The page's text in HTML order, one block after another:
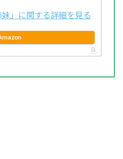
」に関する詳細を見る